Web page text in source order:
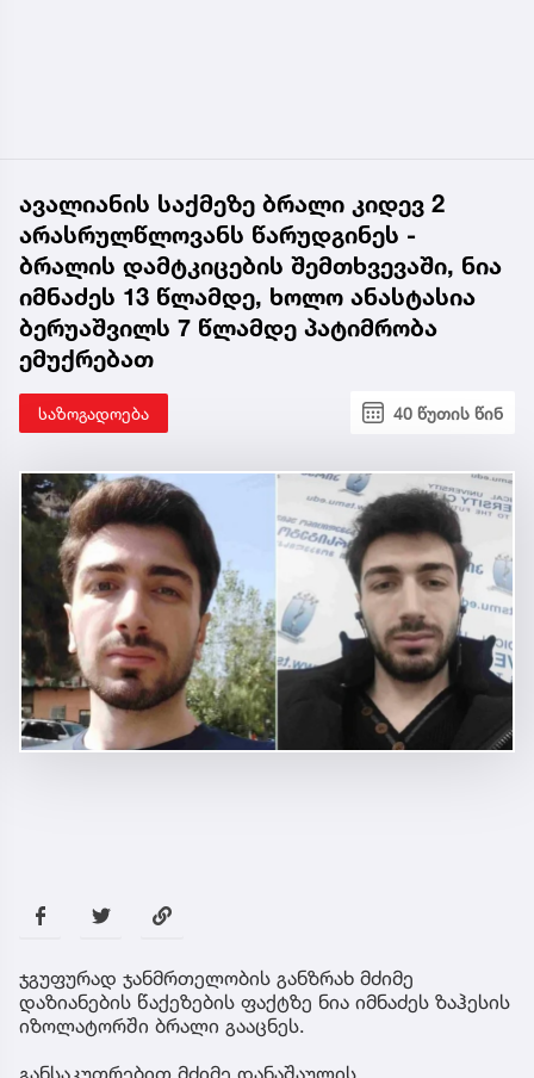
ავალიანის საქმეზე ბრალი კიდევ 2
არასრულწლოვანს წარუდგინეს -
ბრალის დამტკიცების შემთხვევაში, ნია
იმნაძეს 13 წლამდე, ხოლო ანასტასია
ბერუაშვილს 7 წლამდე პატიმრობა
ემუქრებათ
საზოგადოება 40 წუთის წინ
ჯგუფურად ჯანმრთელობის განზრახ მძიმე
დაზიანების წაქეზების ფაქტზე ნია იმნაძეს ზაჰესის
იზოლატორში ბრალი გააცნეს.
განსაკუთრებით მძიმე დანაშაულის